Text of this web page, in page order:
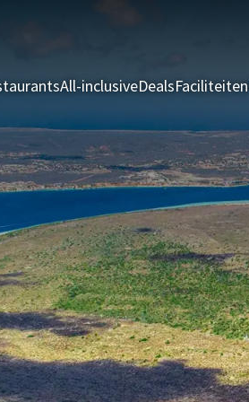
All-inclusiveDealsFaciliteiten